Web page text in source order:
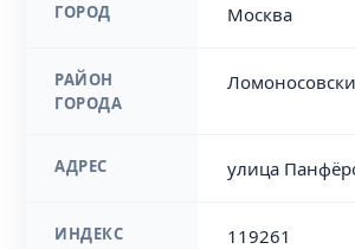
ГОРОД Москва
РАЙОН
ГОРОДА
АДРЕС улица
ИНДЕКС 119261